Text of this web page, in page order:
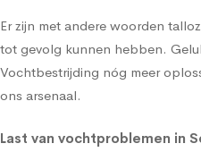
Er zijn met andere woorden
tot gevolg kunnen hebben.
Vochtbestrijding nóg meer
ons arsenaal.
Last van vochtproblemen in